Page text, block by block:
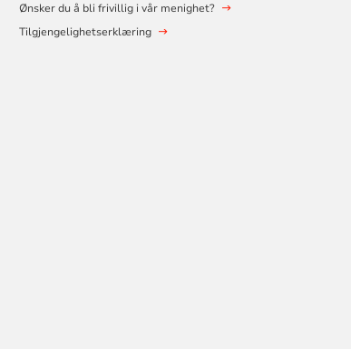
Ønsker du å bli frivillig i vår menighet?
Tilgjengelighetserklæring